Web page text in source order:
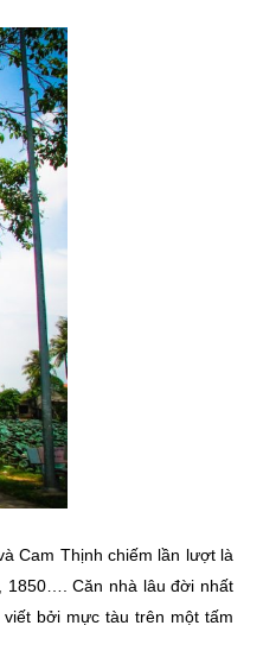
Cam Thịnh chiếm lần lượt là
1850…. Căn nhà lâu đời nhất
bởi mực tàu trên một tấm